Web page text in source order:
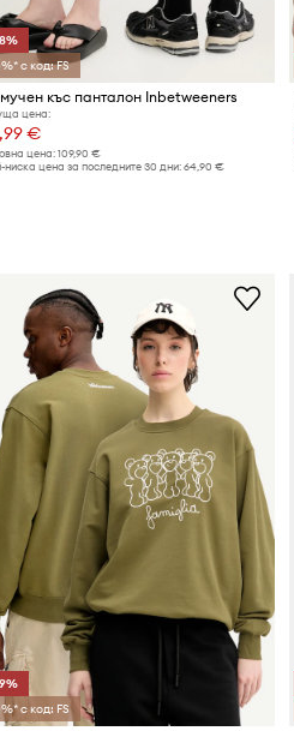
с код: FS
къс панталон Inbetweeners
цена:
€
цена: 109,90 €
ниска цена за последните 30 дни: 64,90 €
с код: FS